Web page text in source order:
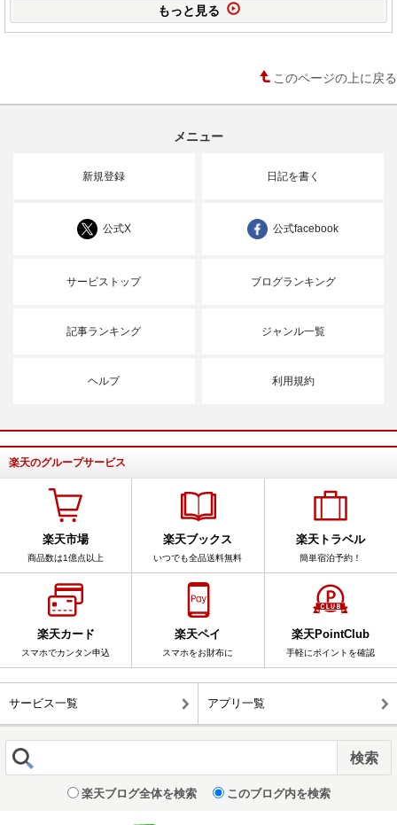
もっと見る
このページの上に戻る
メニュー
新規登録 日記を書く
公式X 公式facebook
サービストップ ブログランキング
記事ランキング ジャンル一覧
ヘルプ 利用規約
楽天のグループサービス
楽天市場
商品数は1億点以上
楽天ブックス
いつでも全品送料無料
楽天トラベル
簡単宿泊予約！
楽天カード
スマホでカンタン申込
楽天ペイ
スマホをお財布に
楽天PointClub
手軽にポイントを確認
サービス一覧 アプリ一覧
楽天ブログ全体を検索 このブログ内を検索